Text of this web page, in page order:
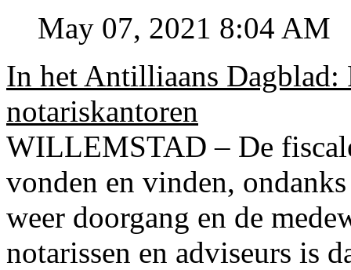
May 07, 2021 8:04 AM
In het Antilliaans Dagblad:
notariskantoren
WILLEMSTAD – De
vonden en vinden,
weer doorgang en de
notarissen en adviseurs is